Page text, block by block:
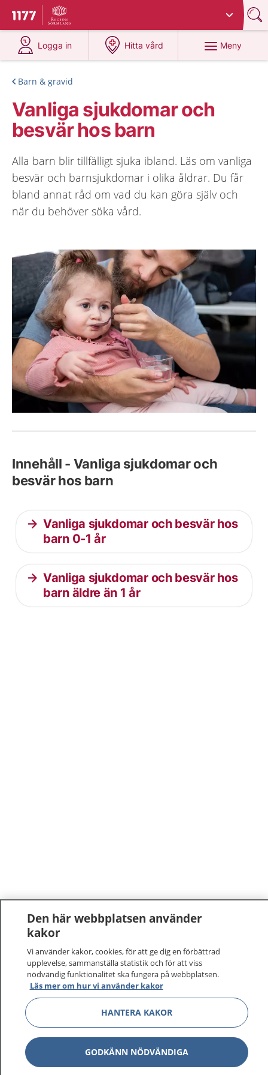
Till startsidan för 1177
Du har valt region
Logga in
på 1177.se
Hitta vård
på 1177.se
Meny
Barn & gravid
Vanliga sjukdomar och
besvär hos barn
Alla barn blir tillfälligt sjuka ibland. Läs om vanliga
besvär och barnsjukdomar i olika åldrar. Du får
bland annat råd om vad du kan göra själv och
när du behöver söka vård.
Innehåll - Vanliga sjukdomar och
besvär hos barn
Vanliga sjukdomar och besvär hos
barn 0-1 år
Vanliga sjukdomar och besvär hos
barn äldre än 1 år
1177–tryggt om din hälsa och vård
På 1177.se får du råd om hälsa och information om
sjukdomar och vilka mottagningar du kan kontakta.
Logga in för att läsa din journal och göra dina
vårdärenden. Ring telefonnummer 1177 för
Den här webbplatsen använder
kakor
Vi använder kakor, cookies, för att ge dig en förbättrad
upplevelse, sammanställa statistik och för att viss
nödvändig funktionalitet ska fungera på webbplatsen.
Läs mer om hur vi använder kakor
HANTERA KAKOR
GODKÄNN NÖDVÄNDIGA